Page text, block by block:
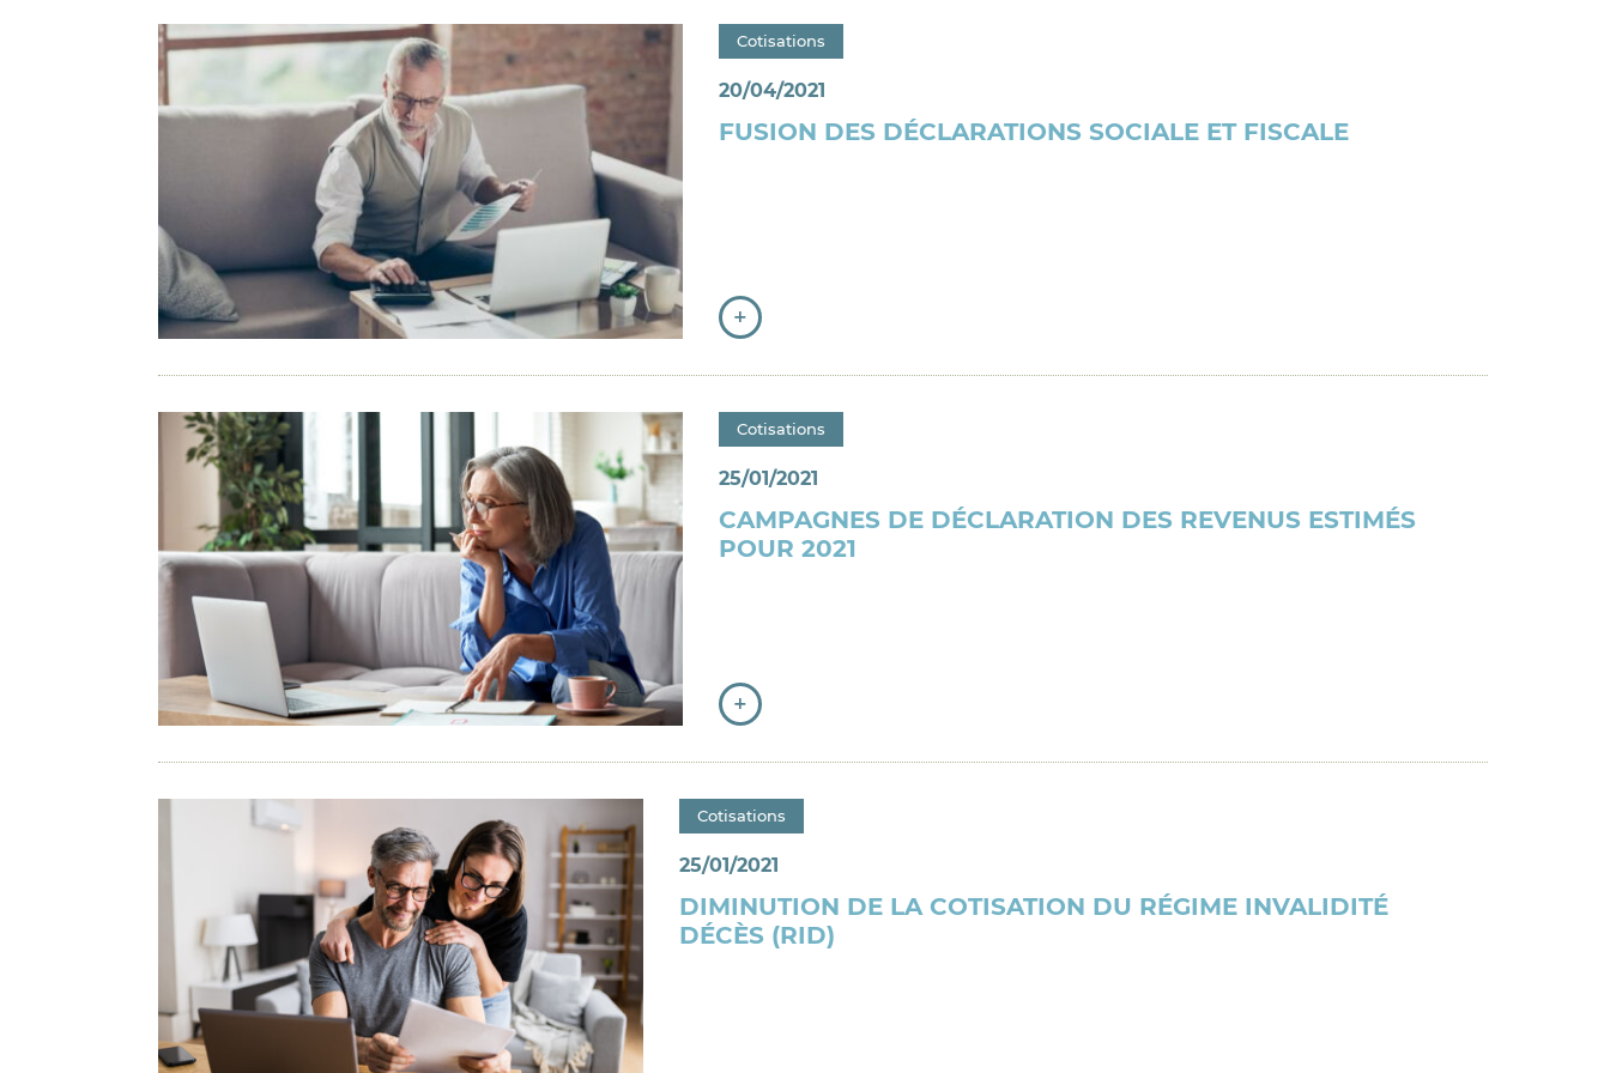
Catégorie : "
Cotisations
20/04/2021
FUSION DES DÉCLARATIONS SOCIALE ET FISCALE
+
Catégorie : "
Cotisations
25/01/2021
CAMPAGNES DE DÉCLARATION DES REVENUS ESTIMÉS
POUR 2021
+
Catégorie : "
Cotisations
25/01/2021
DIMINUTION DE LA COTISATION DU RÉGIME INVALIDITÉ
DÉCÈS (RID)